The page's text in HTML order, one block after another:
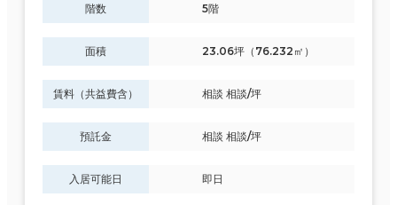
階数 5階
面積 23.06坪（76.232㎡）
賃料（共益費含） 相談 相談/坪
預託金 相談 相談/坪
入居可能日 即日